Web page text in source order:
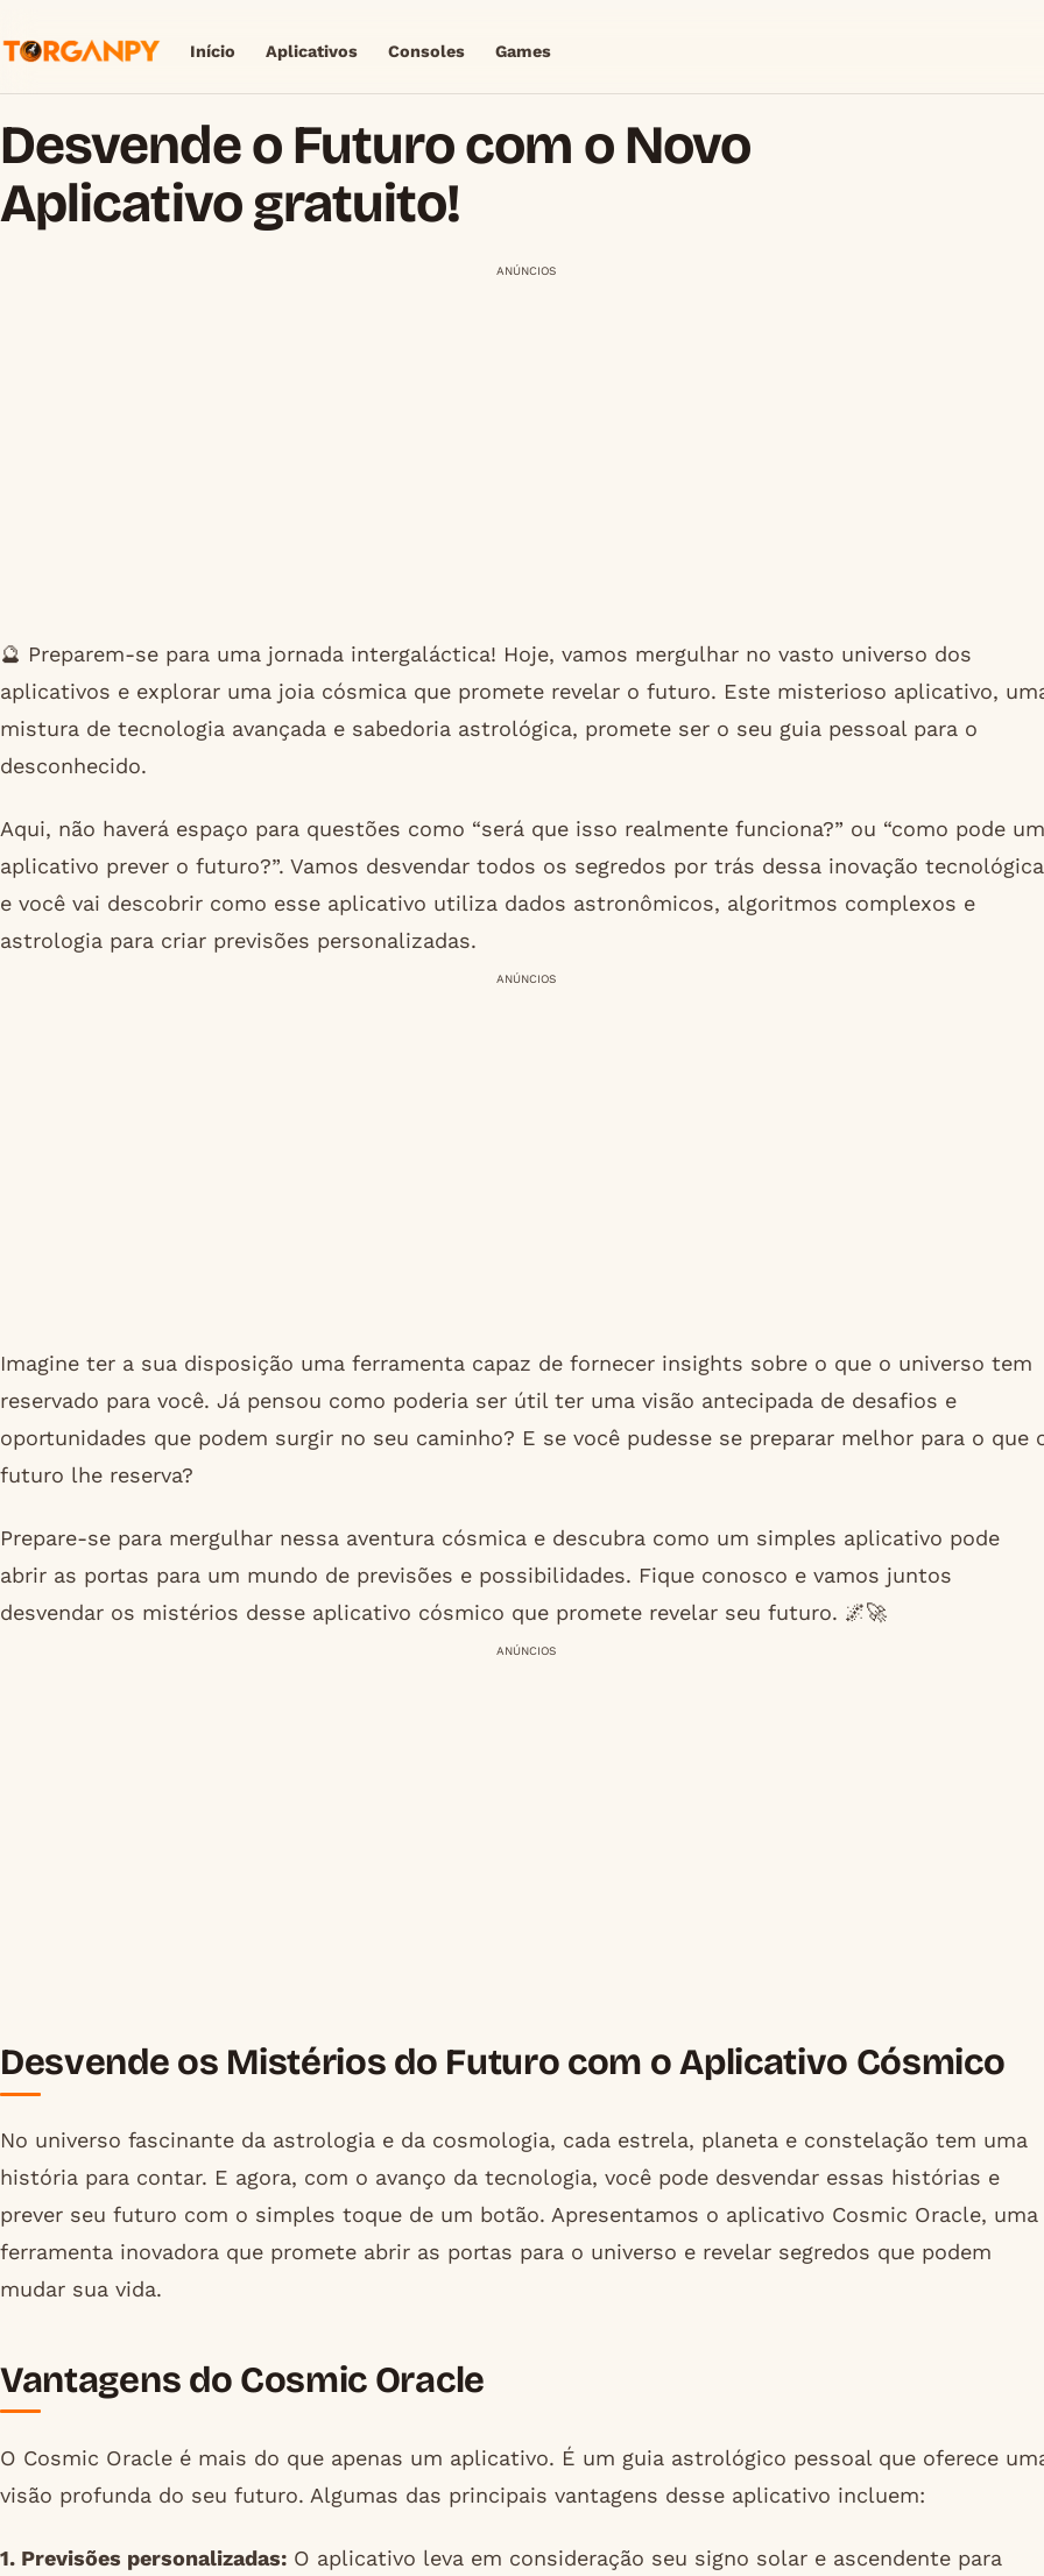
Início Aplicativos Consoles Games
Desvende o Futuro com o Novo
Aplicativo gratuito!
ANÚNCIOS
🔮 Preparem-se para uma jornada intergaláctica! Hoje, vamos mergulhar no vasto universo dos
aplicativos e explorar uma joia cósmica que promete revelar o futuro. Este misterioso aplicativo,
mistura de tecnologia avançada e sabedoria astrológica, promete ser o seu guia pessoal para o
desconhecido.
Aqui, não haverá espaço para questões como “será que isso realmente funciona?” ou “como pode um
aplicativo prever o futuro?”. Vamos desvendar todos os segredos por trás dessa inovação
e você vai descobrir como esse aplicativo utiliza dados astronômicos, algoritmos complexos e
astrologia para criar previsões personalizadas.
ANÚNCIOS
Imagine ter a sua disposição uma ferramenta capaz de fornecer insights sobre o que o universo tem
reservado para você. Já pensou como poderia ser útil ter uma visão antecipada de desafios e
oportunidades que podem surgir no seu caminho? E se você pudesse se preparar melhor para o que
futuro lhe reserva?
Prepare-se para mergulhar nessa aventura cósmica e descubra como um simples aplicativo pode
abrir as portas para um mundo de previsões e possibilidades. Fique conosco e vamos juntos
desvendar os mistérios desse aplicativo cósmico que promete revelar seu futuro. 🌌🚀
ANÚNCIOS
Desvende os Mistérios do Futuro com o Aplicativo Cósmico
No universo fascinante da astrologia e da cosmologia, cada estrela, planeta e constelação tem uma
história para contar. E agora, com o avanço da tecnologia, você pode desvendar essas histórias e
prever seu futuro com o simples toque de um botão. Apresentamos o aplicativo Cosmic Oracle, uma
ferramenta inovadora que promete abrir as portas para o universo e revelar segredos que podem
mudar sua vida.
Vantagens do Cosmic Oracle
O Cosmic Oracle é mais do que apenas um aplicativo. É um guia astrológico pessoal que oferece
visão profunda do seu futuro. Algumas das principais vantagens desse aplicativo incluem:
1. Previsões personalizadas: O aplicativo leva em consideração seu signo solar e ascendente para